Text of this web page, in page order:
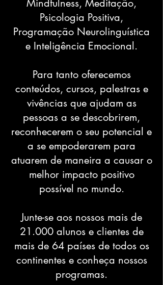
Mindfulness, Meditação,
Psicologia Positiva,
Programação Neurolinguística
e Inteligência Emocional.
Para tanto oferecemos
conteúdos, cursos, palestras e
vivências que ajudam as
pessoas a se descobrirem,
reconhecerem o seu potencial e
a se empoderarem para
atuarem de maneira a causar o
melhor impacto positivo
possível no mundo.
Junte-se aos nossos mais de
21.000 alunos e clientes de
mais de 64 países de todos os
continentes e conheça nossos
programas.